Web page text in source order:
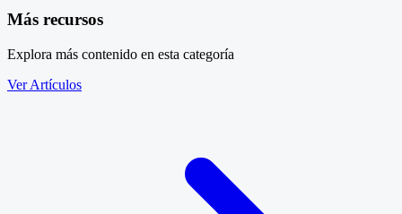
Más recursos
Explora más contenido en esta categoría
Ver Artículos